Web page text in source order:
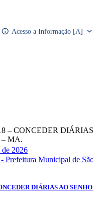
Acesso a Informação [A]
– CONCEDER
MA.
de 2026
DIÁRIAS AO